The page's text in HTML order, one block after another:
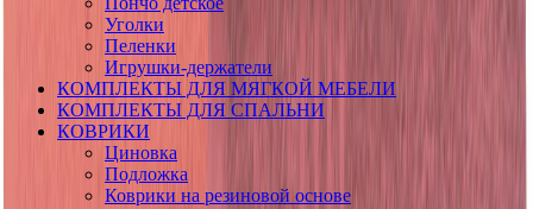
Уголки
Пеленки
Игрушки-держатели
КОМПЛЕКТЫ ДЛЯ МЯГКОЙ МЕБЕЛИ
КОМПЛЕКТЫ ДЛЯ СПАЛЬНИ
КОВРИКИ
Циновка
Подложка
Коврики на резиновой основе